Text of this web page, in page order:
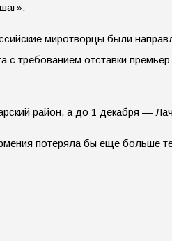
миротворцы были
с требованием отставки
район, а до 1 декабря —
потеряла бы еще больше